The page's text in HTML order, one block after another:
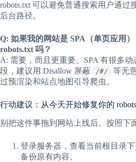
robots.txt 可以避免普通搜索用户通过
后台路径。
Q: 如果我的网站是 SPA（单页应用
robots.txt 吗？
A: 需要，而且更重要。SPA 有很多
段，建议用 Disallow 屏蔽
/#/
等无
过预渲染和站点地图引导爬虫。
行动建议：从今天开始修复你的
别把这件事拖到网站上线后。按照下
登录服务器，查看当前根目录下
备份原有内容。